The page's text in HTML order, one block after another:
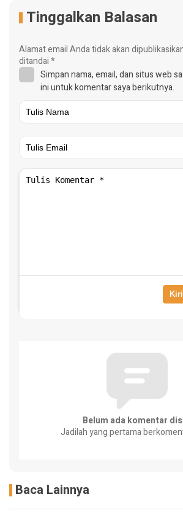
Tinggalkan Balasan
Alamat email Anda tidak akan
ditandai*
Simpan nama, email, dan situs web
ini untuk komentar saya berikutnya.
Belum ada komentar
Jadilah yang pertama
Baca Lainnya